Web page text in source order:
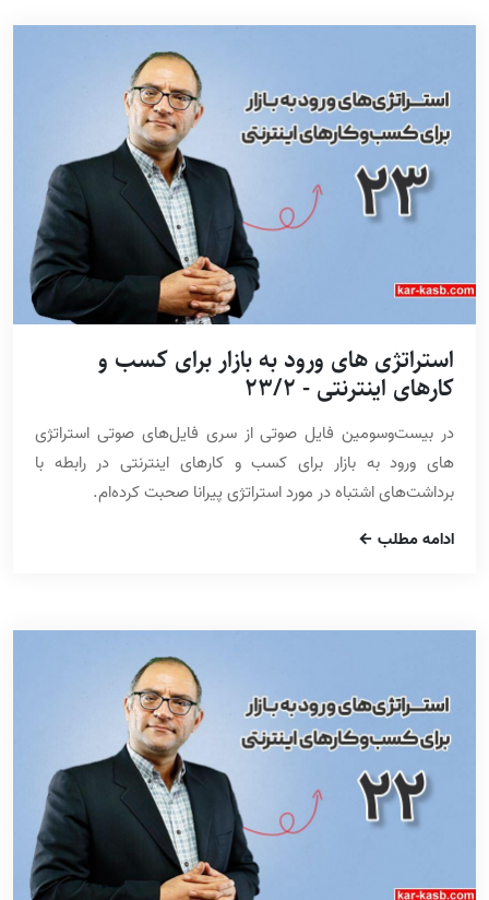
استراتژی های ورود به بازار برای کسب و
کارهای اینترنتی - 23/2
در بیست‌وسومین فایل صوتی از سری فایل‌های صوتی استراتژی
های ورود به بازار برای کسب و کارهای اینترنتی در رابطه با
برداشت‌های اشتباه در مورد استراتژی پیرانا صحبت کرده‌ام.
ادامه مطلب